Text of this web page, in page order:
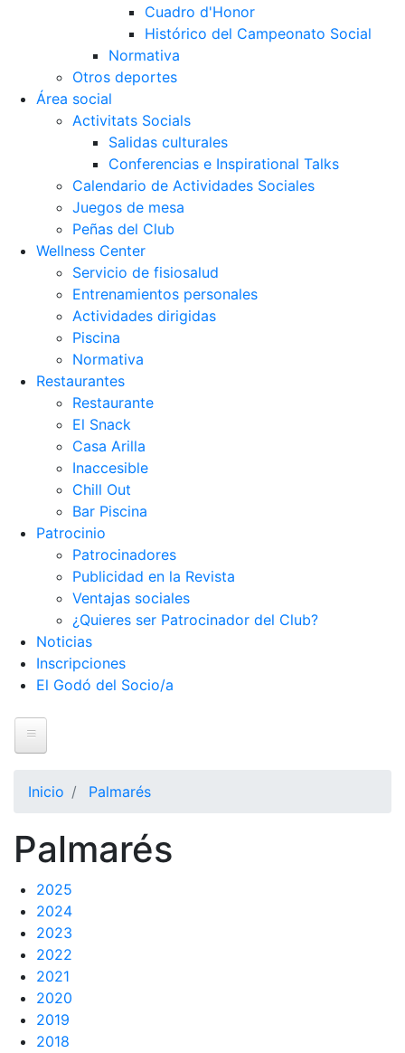
Cuadro d'Honor
Histórico del Campeonato Social
Normativa
Otros deportes
Área social
Activitats Socials
Salidas culturales
Conferencias e Inspirational Talks
Calendario de Actividades Sociales
Juegos de mesa
Peñas del Club
Wellness Center
Servicio de fisiosalud
Entrenamientos personales
Actividades dirigidas
Piscina
Normativa
Restaurantes
Restaurante
El Snack
Casa Arilla
Inaccesible
Chill Out
Bar Piscina
Patrocinio
Patrocinadores
Publicidad en la Revista
Ventajas sociales
¿Quieres ser Patrocinador del Club?
Noticias
Inscripciones
El Godó del Socio/a
Historia
Nuestra historia
Cronología
Inicio Palmarés
Palmarés
2025
2024
2023
2022
2021
2020
2019
2018